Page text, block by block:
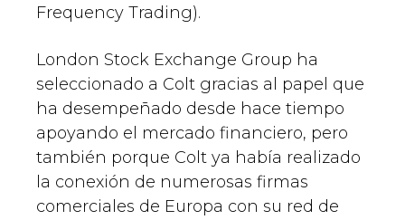
Frequency Trading).
London Stock Exchange Group ha
seleccionado a Colt gracias al papel que
ha desempeñado desde hace tiempo
apoyando el mercado financiero, pero
también porque Colt ya había realizado
la conexión de numerosas firmas
comerciales de Europa con su red de